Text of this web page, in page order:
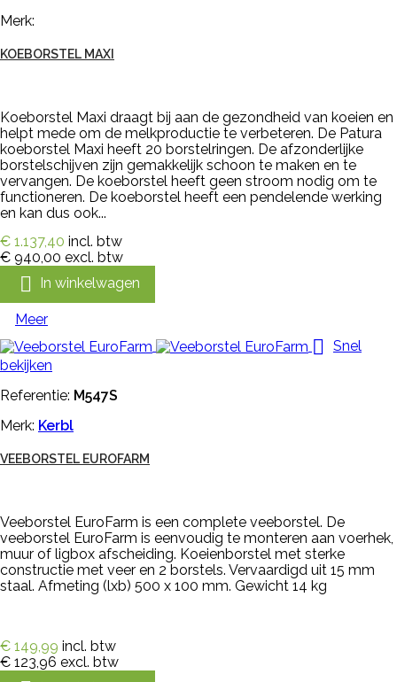
Merk:
KOEBORSTEL MAXI
Koeborstel Maxi draagt bij aan de gezondheid van koeien en
helpt mede om de melkproductie te verbeteren. De Patura
koeborstel Maxi heeft 20 borstelringen. De afzonderlijke
borstelschijven zijn gemakkelijk schoon te maken en te
vervangen. De koeborstel heeft geen stroom nodig om te
functioneren. De koeborstel heeft een pendelende werking
en kan dus ook...
€ 1.137,40 incl. btw
€ 940,00 excl. btw
 In winkelwagen
Meer
 Snel
bekijken
Referentie: M547S
Merk: Kerbl
VEEBORSTEL EUROFARM
Veeborstel EuroFarm is een complete veeborstel. De
veeborstel EuroFarm is eenvoudig te monteren aan voerhek,
muur of ligbox afscheiding. Koeienborstel met sterke
constructie met veer en 2 borstels. Vervaardigd uit 15 mm
staal. Afmeting (lxb) 500 x 100 mm. Gewicht 14 kg
€ 149,99 incl. btw
€ 123,96 excl. btw